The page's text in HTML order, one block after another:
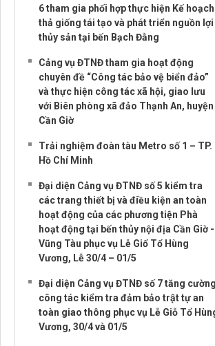
6 tham gia phối hợp thực hiện Kế hoạch
thả giống tái tạo và phát triển nguồn lợi
thủy sản tại bến Bạch Đằng
Cảng vụ ĐTNĐ tham gia hoạt động
chuyên đề “Công tác bảo vệ biển đảo”
và thực hiện công tác xã hội, giao lưu
với Biên phòng xã đảo Thạnh An, huyện
Cần Giờ
Trải nghiệm đoàn tàu Metro số 1 – TP.
Hồ Chí Minh
Đại diện Cảng vụ ĐTNĐ số 5 kiểm tra
các trang thiết bị và điều kiện an toàn
hoạt động của các phương tiện Phà
hoạt động tại bến thủy nội địa Cần Giờ -
Vũng Tàu phục vụ Lễ Giổ Tổ Hùng
Vương, Lễ 30/4 – 01/5
Đại diện Cảng vụ ĐTNĐ số 7 tăng cường
công tác kiểm tra đảm bảo trật tự an
toàn giao thông phục vụ Lễ Giỗ Tổ
Vương, 30/4 và 01/5